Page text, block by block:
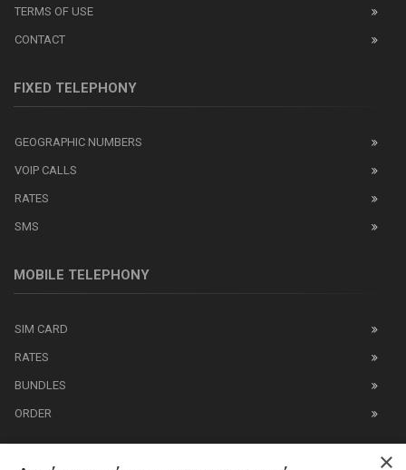
TERMS OF USE
CONTACT
FIXED TELEPHONY
GEOGRAPHIC NUMBERS
VOIP CALLS
RATES
SMS
MOBILE TELEPHONY
SIM CARD
RATES
BUNDLES
ORDER
×